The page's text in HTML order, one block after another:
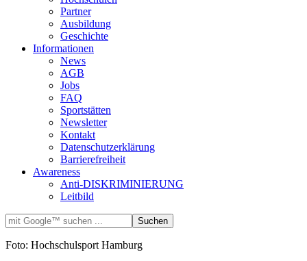
Partner
Ausbildung
Geschichte
Informationen
News
AGB
Jobs
FAQ
Sportstätten
Newsletter
Kontakt
Datenschutzerklärung
Barrierefreiheit
Awareness
Anti-DISKRIMINIERUNG
Leitbild
Foto: Hochschulsport Hamburg